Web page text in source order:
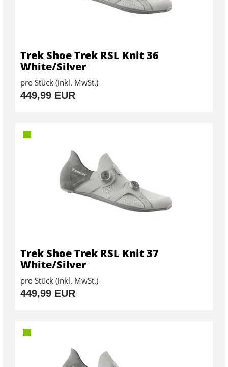
Trek Shoe Trek RSL Knit 36
White/Silver
pro Stück (inkl. MwSt.)
449,99 EUR
Trek Shoe Trek RSL Knit 37
White/Silver
pro Stück (inkl. MwSt.)
449,99 EUR